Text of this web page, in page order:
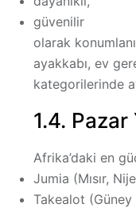
güvenilir
olarak
ayakkabı, ev
kategorilerinde
1.4.
Afrika’daki en
Jumia (Mısır,
Takealot